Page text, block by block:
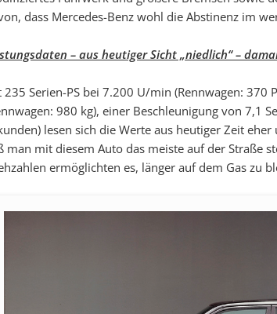
dass Mercedes-Benz wohl die Abstinenz im
– aus heutiger Sicht „niedlich“ –
235 Serien-PS bei 7.200 U/min (Rennwagen: 370
980 kg), einer Beschleunigung von 7,1
lesen sich die Werte aus heutiger Zeit
man mit diesem Auto das meiste auf der Straße
ermöglichten es, länger auf dem Gas zu